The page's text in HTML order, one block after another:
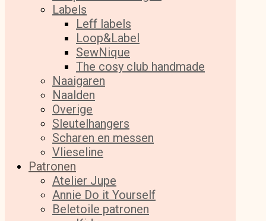
Labels
Leff labels
Loop&Label
SewNique
The cosy club handmade
Naaigaren
Naalden
Overige
Sleutelhangers
Scharen en messen
Vlieseline
Patronen
Atelier Jupe
Annie Do it Yourself
Beletoile patronen